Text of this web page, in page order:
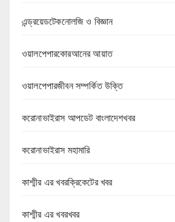
এন্ড্রয়েডটেকনোলজি ও বিজ্ঞান
ওয়ালপেপারকোরআনের আয়াত
ওয়ালপেপারজীবন সম্পর্কিত উক্তি
করোনাভাইরাস আপডেট বাংলাদেশখবর
করোনাভাইরাস মহামারি
কাশ্মীর এর খবরক্রিকেটের খবর
কাশ্মীর এর খবরখবর